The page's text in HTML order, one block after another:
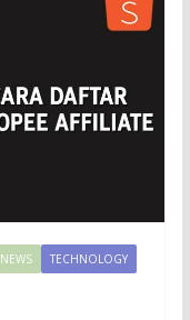
NEWS TECHNOLOGY